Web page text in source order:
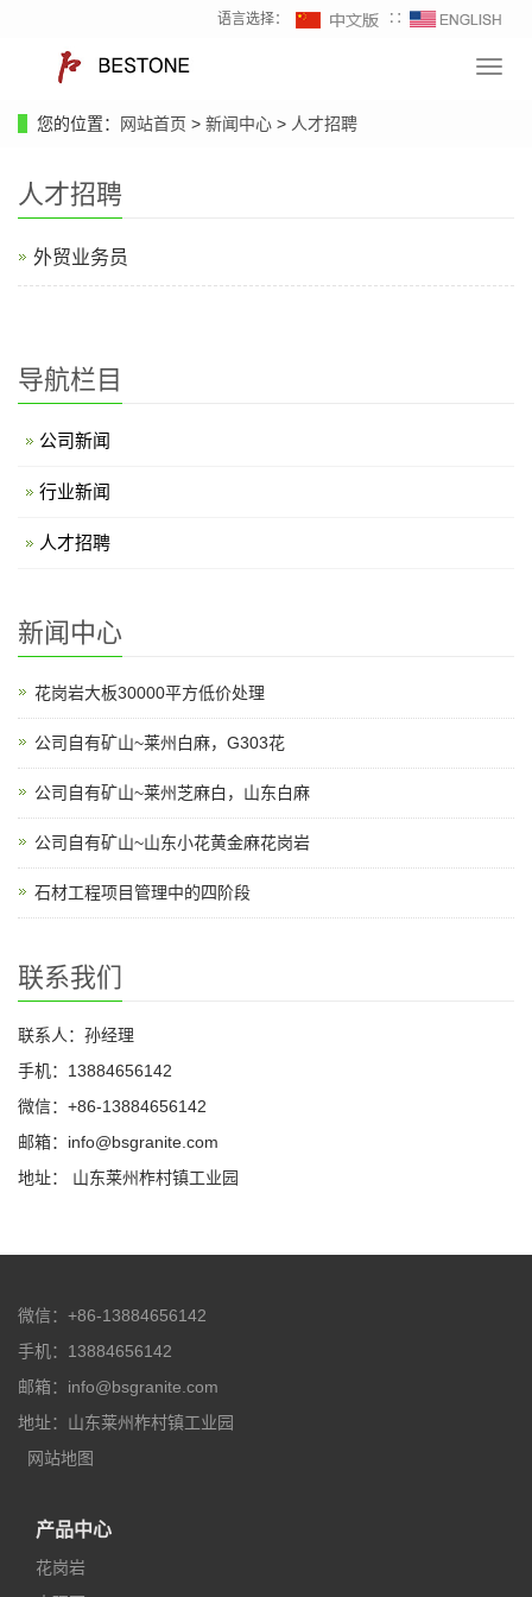
语言选择： ∷
您的位置：
网站首页 > 新闻中心 > 人才招聘
人才招聘
外贸业务员
导航栏目
公司新闻
行业新闻
人才招聘
新闻中心
花岗岩大板30000平方低价处理
公司自有矿山~莱州白麻，G303花
公司自有矿山~莱州芝麻白，山东白麻
公司自有矿山~山东小花黄金麻花岗岩
石材工程项目管理中的四阶段
联系我们
联系人：孙经理
手机：13884656142
微信：+86-13884656142
邮箱：info@bsgranite.com
地址： 山东莱州柞村镇工业园
微信：+86-13884656142
手机：13884656142
邮箱：info@bsgranite.com
地址：山东莱州柞村镇工业园
网站地图
产品中心
花岗岩